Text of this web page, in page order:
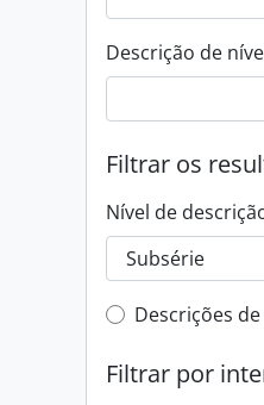
Descrição de
Filtrar os
Nível de
Filtro de
Descrições
Filtrar por